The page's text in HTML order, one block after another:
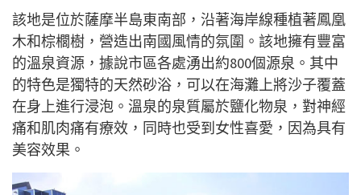
該地是位於薩摩半島東南部，沿著海岸線種植著鳳凰
木和棕櫚樹，營造出南國風情的氛圍。該地擁有豐富
的溫泉資源，據說市區各處湧出約800個源泉。其中
的特色是獨特的天然砂浴，可以在海灘上將沙子覆蓋
在身上進行浸泡。溫泉的泉質屬於鹽化物泉，對神經
痛和肌肉痛有療效，同時也受到女性喜愛，因為具有
美容效果。